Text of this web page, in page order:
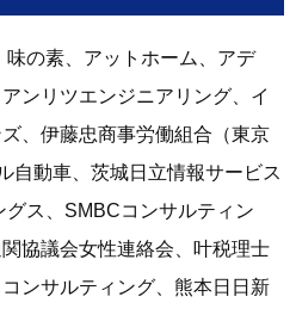
の素、アットホーム、アデ
ンリツエンジニアリング、イ
、伊藤忠商事労働組合（東京
自動車、茨城日立情報サービス
ス、SMBCコンサルティン
協議会女性連絡会、叶税理士
ンサルティング、熊本日日新